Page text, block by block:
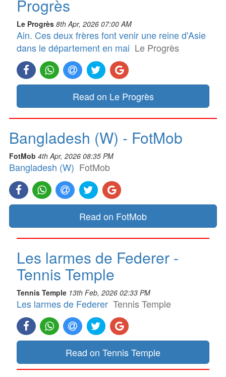
Progrès
Le Progrès 8th Apr, 2026 07:00 AM
Ain. Ces deux frères font venir une reine d'Asie
dans le département en mai Le Progrès
Read on Le Progrès
Bangladesh (W) - FotMob
FotMob 4th Apr, 2026 08:35 PM
Bangladesh (W) FotMob
Read on FotMob
Les larmes de Federer -
Tennis Temple
Tennis Temple 13th Feb, 2026 02:33 PM
Les larmes de Federer Tennis Temple
Read on Tennis Temple